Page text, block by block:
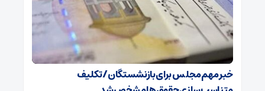
خبر مهم مجلس برای بازنشستگان/ تکلیف